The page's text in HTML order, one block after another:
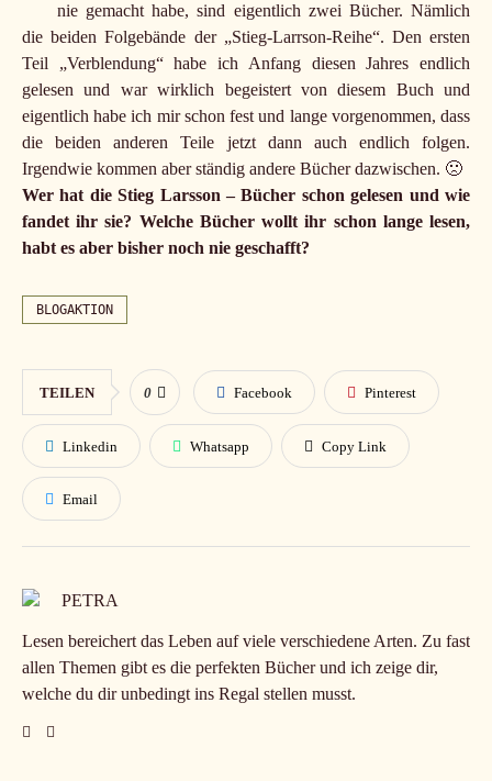
nie gemacht habe, sind eigentlich zwei Bücher. Nämlich
die beiden Folgebände der „Stieg-Larrson-Reihe“. Den ersten
Teil „Verblendung“ habe ich Anfang diesen Jahres endlich
gelesen und war wirklich begeistert von diesem Buch und
eigentlich habe ich mir schon fest und lange vorgenommen, dass
die beiden anderen Teile jetzt dann auch endlich folgen.
Irgendwie kommen aber ständig andere Bücher dazwischen. 🙁
Wer hat die Stieg Larsson – Bücher schon gelesen und wie
fandet ihr sie? Welche Bücher wollt ihr schon lange lesen,
habt es aber bisher noch nie geschafft?
BLOGAKTION
TEILEN 0 Facebook Pinterest
Linkedin Whatsapp Copy Link
Email
PETRA
Lesen bereichert das Leben auf viele verschiedene Arten. Zu fast
allen Themen gibt es die perfekten Bücher und ich zeige dir,
welche du dir unbedingt ins Regal stellen musst.